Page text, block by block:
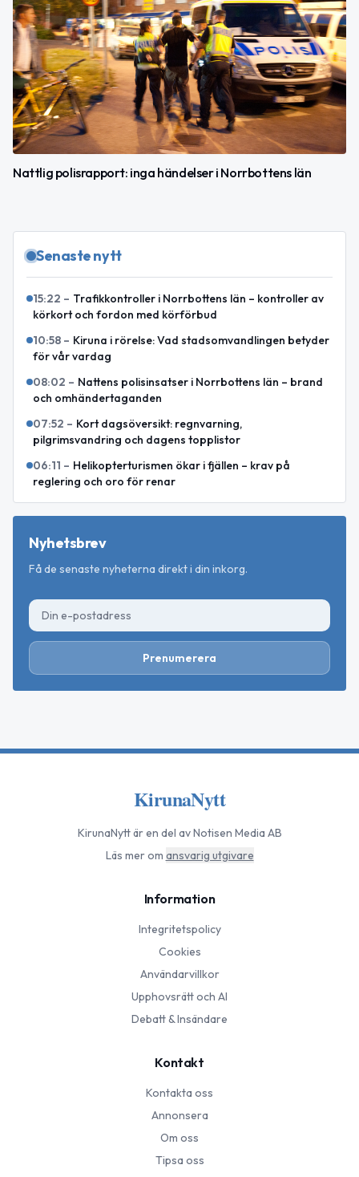
Nattlig polisrapport: inga händelser i Norrbottens län
Senaste nytt
15:22 – Trafikkontroller i Norrbottens län – kontroller av
körkort och fordon med körförbud
10:58 – Kiruna i rörelse: Vad stadsomvandlingen betyder
för vår vardag
08:02 – Nattens polisinsatser i Norrbottens län – brand
och omhändertaganden
07:52 – Kort dagsöversikt: regnvarning,
pilgrimsvandring och dagens topplistor
06:11 – Helikopterturismen ökar i fjällen – krav på
reglering och oro för renar
Nyhetsbrev
Få de senaste nyheterna direkt i din inkorg.
Prenumerera
KirunaNytt
KirunaNyttär en del av Notisen Media AB
Läs mer om ansvarig utgivare
Information
Integritetspolicy
Cookies
Användarvillkor
Upphovsrätt och AI
Debatt & Insändare
Kontakt
Kontakta oss
Annonsera
Om oss
Tipsa oss